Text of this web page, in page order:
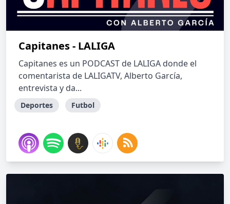
Capitanes - LALIGA
Capitanes es un PODCAST de LALIGA donde el
comentarista de LALIGATV, Alberto García,
entrevista y da...
Deportes Futbol